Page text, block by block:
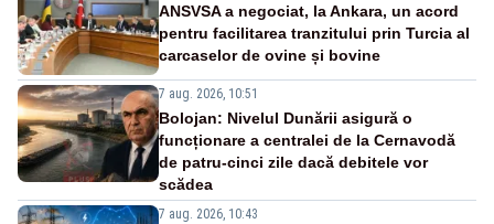
ANSVSA a negociat, la Ankara, un acord
pentru facilitarea tranzitului prin Turcia al
carcaselor de ovine și bovine
7 aug. 2026, 10:51
Bolojan: Nivelul Dunării asigură o
funcționare a centralei de la Cernavodă
de patru-cinci zile dacă debitele vor
scădea
7 aug. 2026, 10:43